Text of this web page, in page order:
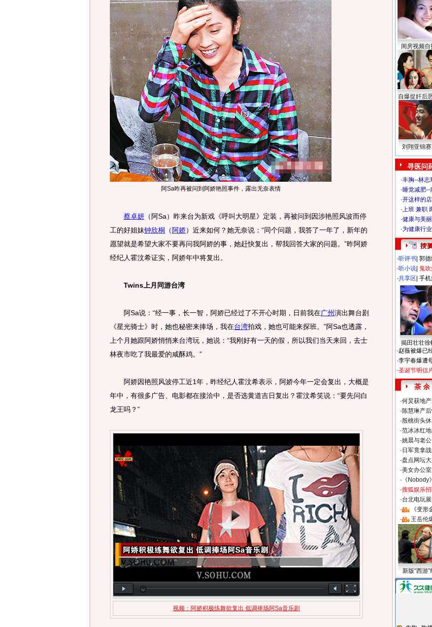
阿Sa昨再被问到阿娇艳照事件，露出无奈表情
蔡卓妍 （阿Sa）昨来台为新戏《呼叫大明星》定装，再被问到因涉艳照风波而停
工的好姐妹钟欣桐 （ 阿娇）近来如何？她无奈说：“同个问题，我答了一年了，新年的
愿望就是希望大家不要再问我阿娇的事，她赶快复出，帮我回答大家的问题。”昨阿娇
经纪人霍汶希证实，阿娇年中将复出。
Twins上月同游台湾
阿Sa说：“经一事，长一智，阿娇已经过了不开心时期，日前我在广州演出舞台剧
《星光骑士》时，她也秘密来捧场，我在台湾拍戏，她也可能来探班。”阿Sa也透露，
上个月她跟阿娇悄悄来台湾玩，她说：“我刚好有一天的假，所以我们当天来回，去士
林夜市吃了我最爱的咸酥鸡。”
阿娇因艳照风波停工近1年，昨经纪人霍汶希表示，阿娇今年一定会复出，大概是
年中，有很多广告、电影都在接洽中，是否选黄道吉日复出？霍汶希笑说：“要先问白
龙王吗？”
视频：阿娇积极练舞欲复出 低调捧场阿Sa音乐剧
闺房视频
自爆捉奸后
刘翔亚锦
寻医问
·丰胸--林志
·睡觉减肥--
·开这样的
·上班 兼职
·健康与美
·为健康行
·听评书 郭
·听小说 鬼
·共享区 手
揭田壮壮徐
·赵薇被爆已
·李宇春爆遭
·圣诞节明信
茶 余
·何炅获地
·陈慧琳产
·殷桃街头
·范冰冰红
·姚晨与老
· 日军竟拿
·盘点网坛
·美女办公
· 《
·搜狐娱乐
·台北电玩
·
《变形
·
王岳伦
新版“西游”